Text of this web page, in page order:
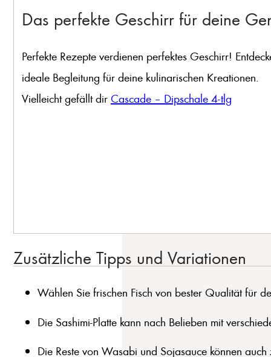
Das perfekte Geschirr für deine
Perfekte Rezepte verdienen perfektes Geschirr!
ideale Begleitung für deine kulinarischen Kreationen.
Vielleicht gefällt dir Cascade – Dipschale 4-tlg
Zusätzliche Tipps und Variationen
Wählen Sie frischen Fisch von bester Qualität für
Die Sashimi-Platte kann nach Belieben mit
Die Reste von Wasabi und Sojasauce können